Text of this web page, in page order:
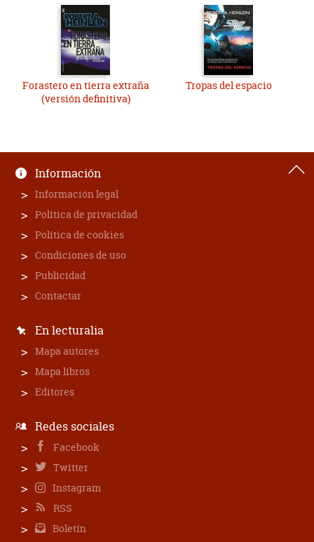
Forastero en tierra extraña
(versión definitiva)
Tropas del espacio
Información
Información legal
Política de privacidad
Política de cookies
Condiciones de uso
Publicidad
Contactar
En lecturalia
Mapa autores
Mapa libros
Editores
Redes sociales
Facebook
Twitter
Instagram
RSS
Boletín